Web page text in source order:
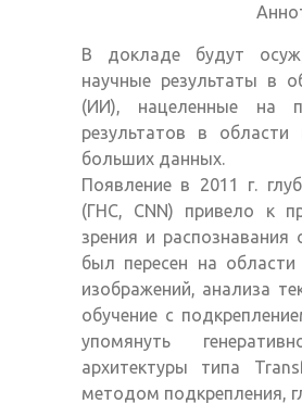
В докладе будут
научные результаты в
(ИИ), нацеленные на
результатов в
больших данных.
Появление в 2011 г.
(ГНС, CNN) привело к
зрения и распознавания
был пересен на области
изображений, анализа
обучение с
упомянуть
архитектуры типа
методом подкрепления,